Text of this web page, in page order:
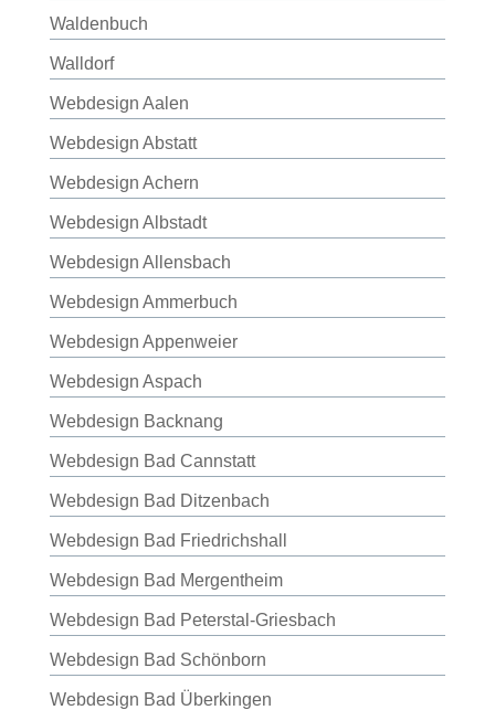
Waldenbuch
Walldorf
Webdesign Aalen
Webdesign Abstatt
Webdesign Achern
Webdesign Albstadt
Webdesign Allensbach
Webdesign Ammerbuch
Webdesign Appenweier
Webdesign Aspach
Webdesign Backnang
Webdesign Bad Cannstatt
Webdesign Bad Ditzenbach
Webdesign Bad Friedrichshall
Webdesign Bad Mergentheim
Webdesign Bad Peterstal-Griesbach
Webdesign Bad Schönborn
Webdesign Bad Überkingen